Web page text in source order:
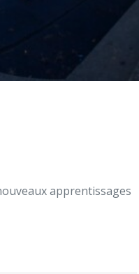
apprentissages